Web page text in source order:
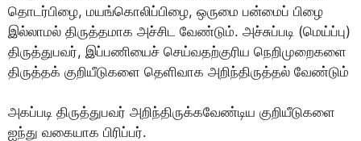
தொடர்பிழை, மயங்கொலிப்பிழை, ஒருமை பன்மைப் பிழை
இல்லாமல் திருத்தமாக அச்சிட வேண்டும். அச்சுப்படி (மெய்ப்பு)
திருத்துபவர், இப்பணியைச் செய்வதற்குரிய நெறிமுறைகளை
திருத்தக் குறியீடுகளை தெளிவாக அறிந்திருத்தல் வேண்டும்
அகப்படி திருத்துபவர் அறிந்திருக்கவேண்டிய குறியீடுகளை
ஐந்து வகையாக பிரிப்பர்.